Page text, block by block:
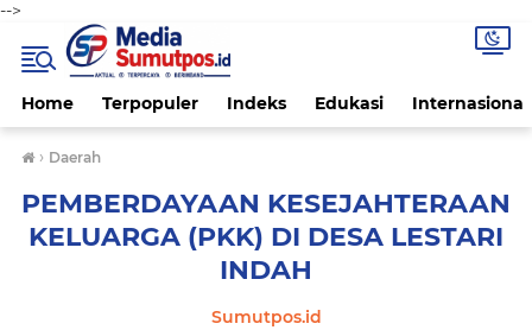
-->
Home Terpopuler Indeks Edukasi Internasional
› Daerah
PEMBERDAYAAN KESEJAHTERAAN
KELUARGA (PKK) DI DESA LESTARI
INDAH
Sumutpos.id